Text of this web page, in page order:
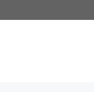
al